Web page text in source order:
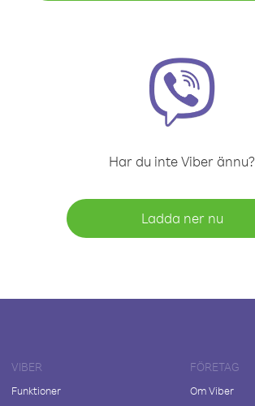
Har du inte Viber ännu?
Ladda ner nu
VIBER
Funktioner
FÖRETAG
Om Viber